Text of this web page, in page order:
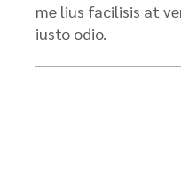
me lius facilisis at
iusto odio.